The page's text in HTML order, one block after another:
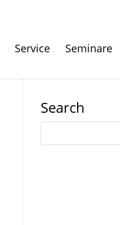
Service Seminare
Search